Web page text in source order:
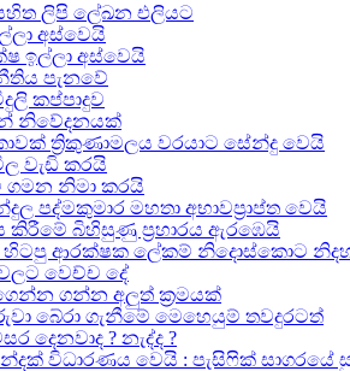
ලිපි ලේඛන එලියට
අස්වෙයි
ඉල්ලා අස්වෙයි
පැනවේ
කප්පාදුව
නිවේදනයක්
ත්‍රිකුණාමලය වරයාට සේන්දු වෙයි
වැඩි කරයි
ගමන නිමා කරයි
පද්මකුමාර මහතා අභාවප්‍රාප්ත වෙයි
බිහිසුණු ප්‍රහාරය ඇරඹෙයි
හිටපු ආරක්ෂක ලේකම් නිදොස්කොට
වෙච්ච දේ
ගන්න අලුත් ක්‍රමයක්
බේරා ගැනීමේ මෙහෙයුම් තවදුරටත්
දෙනවාද ? නැද්ද ?
විධාරණය වෙයි : පැසිෆික් සාගරයේ